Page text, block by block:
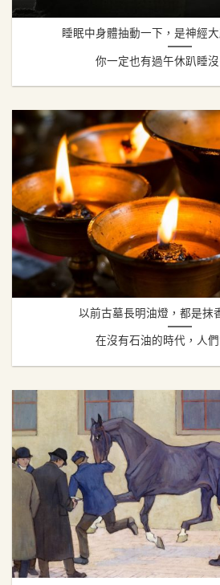
睡眠中身體抽動一下，是神經
你一定也有過午休趴睡
以前古墓長明油燈，都是抹
在沒有石油的時代，人